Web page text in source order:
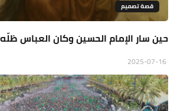
قصة تصميم
حين سار الإمام الحسين وكان العباس ظلّه